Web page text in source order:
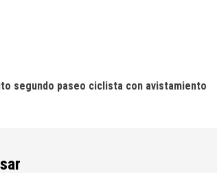
segundo paseo ciclista con avistamiento